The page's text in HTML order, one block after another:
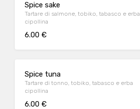
Spice sake
Tartare di salmone, tobiko, tabasco e erba
cipollina
6.00 €
Spice tuna
Tartare di tonno, tobiko, tabasco e erba
cipollina
6.00 €